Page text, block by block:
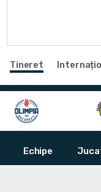
Tineret
Echipe